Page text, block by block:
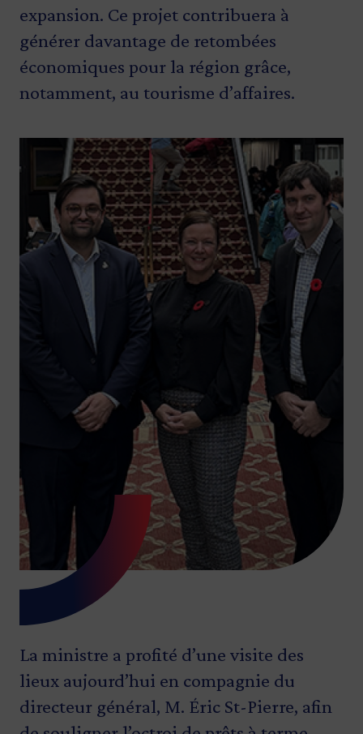
expansion. Ce projet contribuera à
générer davantage de retombées
économiques pour la région grâce,
notamment, au tourisme d’affaires.
Image
La ministre a profité d’une visite des
lieux aujourd’hui en compagnie du
directeur général, M. Éric St-Pierre, afin